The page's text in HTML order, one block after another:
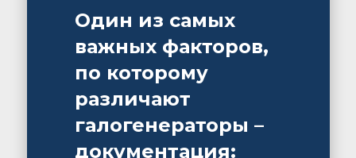
Один из самых
важных факторов,
по которому
различают
галогенераторы –
документация: